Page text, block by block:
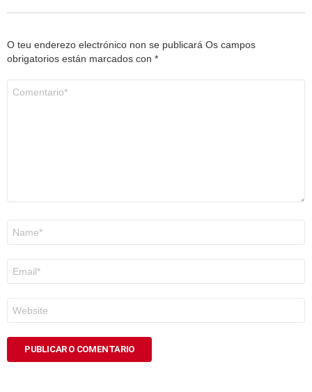
O teu enderezo electrónico non se publicará Os campos
obrigatorios están marcados con *
electrónico
*